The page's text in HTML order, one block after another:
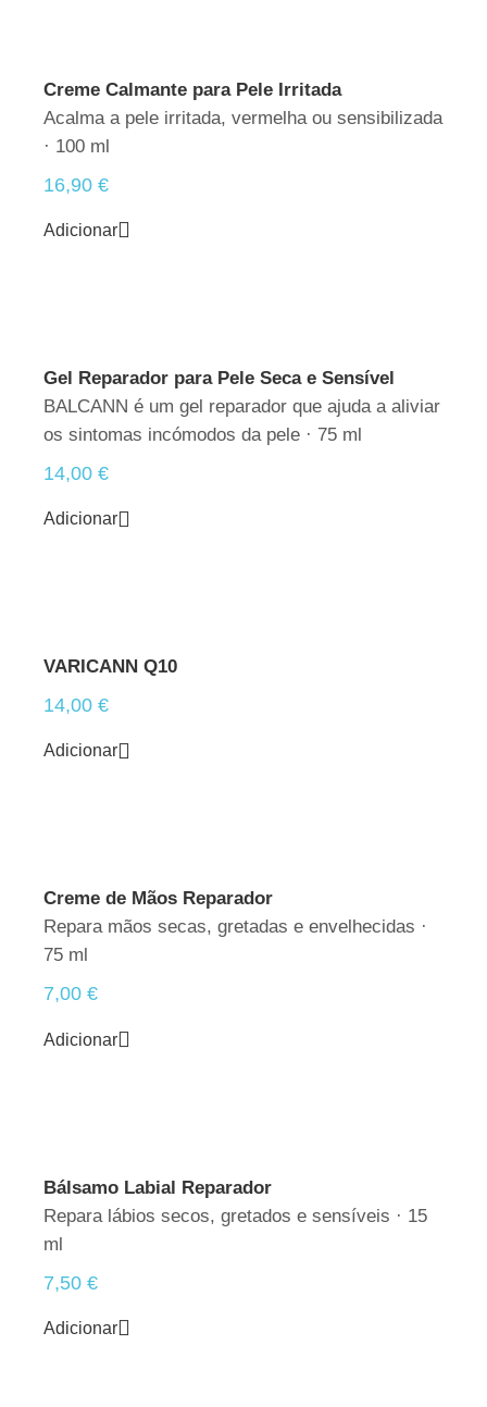
Creme Calmante para Pele Irritada
Acalma a pele irritada, vermelha ou sensibilizada
· 100 ml
16,90 €
Adicionar
Gel Reparador para Pele Seca e Sensível
BALCANN é um gel reparador que ajuda a aliviar
os sintomas incómodos da pele · 75 ml
14,00 €
Adicionar
VARICANN Q10
14,00 €
Adicionar
Creme de Mãos Reparador
Repara mãos secas, gretadas e envelhecidas ·
75 ml
7,00 €
Adicionar
Bálsamo Labial Reparador
Repara lábios secos, gretados e sensíveis · 15
ml
7,50 €
Adicionar